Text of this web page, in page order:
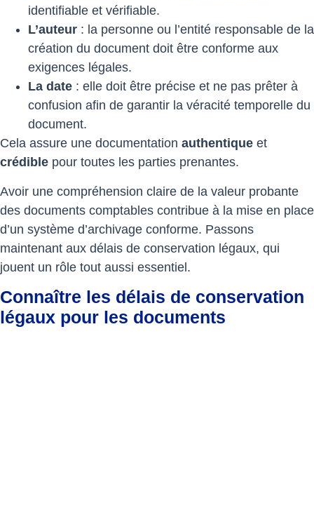
identifiable et vérifiable.
L’auteur : la personne ou l’entité responsable de la
création du document doit être conforme aux
exigences légales.
La date : elle doit être précise et ne pas prêter à
confusion afin de garantir la véracité temporelle du
document.
Cela assure une documentation authentique et
crédible pour toutes les parties prenantes.
Avoir une compréhension claire de la valeur probante
des documents comptables contribue à la mise en place
d’un système d’archivage conforme. Passons
maintenant aux délais de conservation légaux, qui
jouent un rôle tout aussi essentiel.
Connaître les délais de conservation
légaux pour les documents